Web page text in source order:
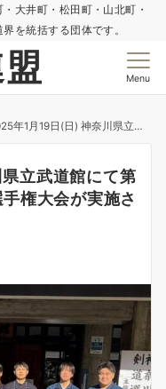
大井町・松田町・山北町・
を統括する団体です。
Menu
19日(日) 神奈川県立武道館にて第68回 神奈川県青少年剣道選手権大会が実施されました。
立武道館にて第
権大会が実施さ